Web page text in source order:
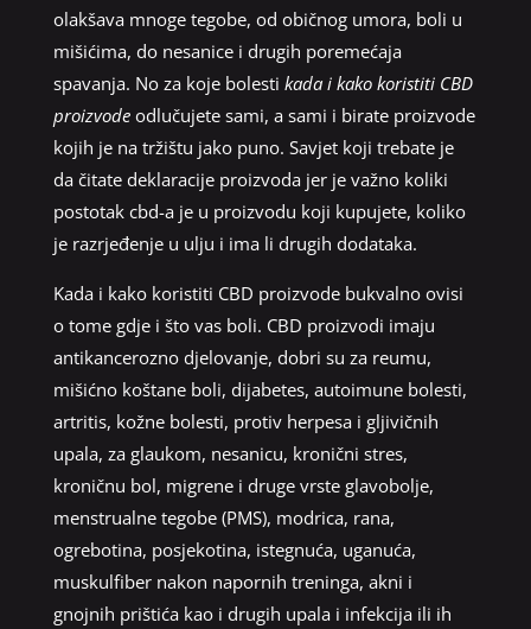
olakšava mnoge tegobe, od običnog umora, boli u
mišićima, do nesanice i drugih poremećaja
spavanja. No za koje bolesti kada i kako koristiti CBD
proizvodeodlučujete sami, a sami i birate proizvode
kojih je na tržištu jako puno. Savjet koji trebate je
da čitate deklaracije proizvoda jer je važno koliki
postotak cbd-a je u proizvodu koji kupujete, koliko
je razrjeđenje u ulju i ima li drugih dodataka.
Kada i kako koristiti CBD proizvode bukvalno ovisi
o tome gdje i što vas boli. CBD proizvodi imaju
antikancerozno djelovanje, dobri su za reumu,
mišićno koštane boli, dijabetes, autoimune bolesti,
artritis, kožne bolesti, protiv herpesa i gljivičnih
upala, za glaukom, nesanicu, kronični stres,
kroničnu bol, migrene i druge vrste glavobolje,
menstrualne tegobe (PMS), modrica, rana,
ogrebotina, posjekotina, istegnuća, uganuća,
muskulfiber nakon napornih treninga, akni i
gnojnih prištića kao i drugih upala i infekcija ili ih